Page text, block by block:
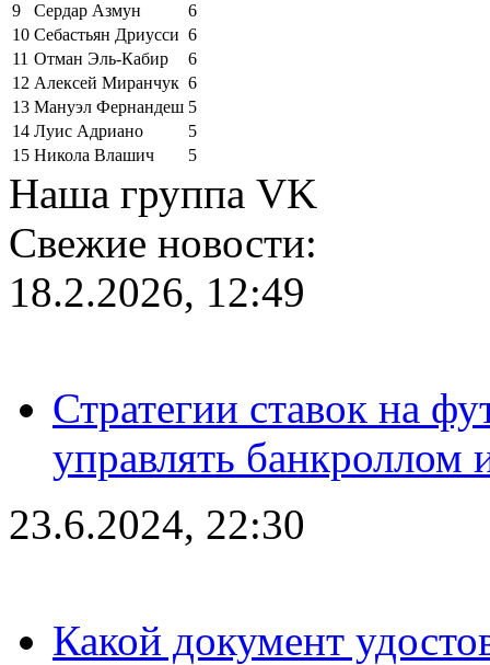
9
Сердар Азмун
6
10 Себастьян Дриусси 6
11 Отман Эль-Кабир
6
12 Алексей Миранчук 6
13 Мануэл Фернандеш 5
14 Луис Адриано
5
15 Никола Влашич 5
Наша группа VK
Свежие новости:
18.2.2026, 12:49
Стратегии ставок на
управлять банкроллом
23.6.2024, 22:30
Какой документ